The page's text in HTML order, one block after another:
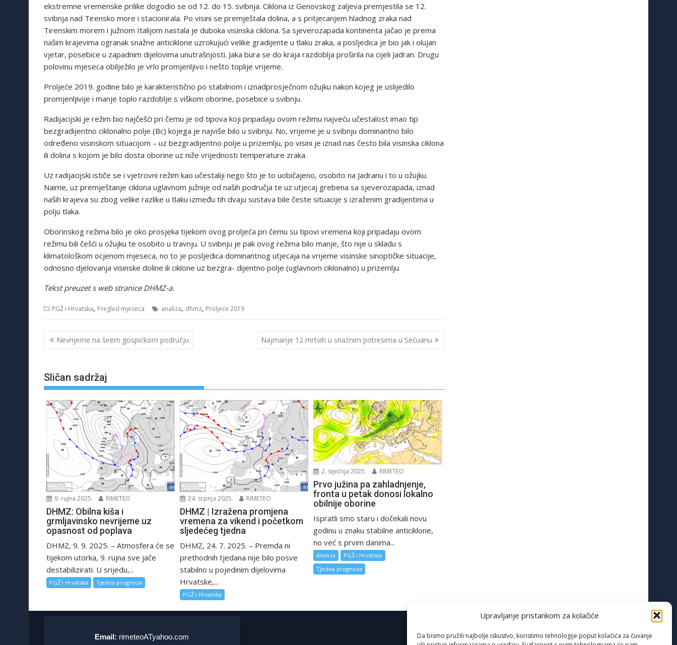
Upravljanje pristankom za kolačiće
Da bismo pružili najbolje iskustvo, koristimo tehnologije poput kolačića za čuvanje
ekstremne vremenske prilike dogodio se od 12. do 15. svibnja. Ciklona iz Genovskog zaljeva premjestila se 12.
svibnja nad Tirensko more i stacionirala. Po visini se premještala dolina, a s pritjecanjem hladnog zraka nad
Tirenskim morem i južnom Italijom nastala je duboka visinska ciklona. Sa sjeverozapada kontinenta jačao je prema
našim krajevima ogranak snažne anticiklone uzrokujući velike gradijente u tlaku zraka, a posljedica je bio jak i olujan
vjetar, posebice u zapadnim dijelovima unutrašnjosti. Jaka bura se do kraja razdoblja proširila na cijeli Jadran. Drugu
polovinu mjeseca obilježilo je vrlo promjenljivo i nešto toplije vrijeme.
Proljeće 2019. godine bilo je karakteristično po stabilnom i iznadprosječnom ožujku nakon kojeg je uslijedilo
promjenljivije i manje toplo razdoblje s viškom oborine, posebice u svibnju.
Radijacijski je režim bio najčešći pri čemu je od tipova koji pripadaju ovom režimu najveću učestalost imao tip
bezgradijentno ciklonalno polje (Bc) kojega je najviše bilo u svibnju. No, vrijeme je u svibnju dominantno bilo
određeno visinskom situacijom – uz bezgradijentno polje u prizemlju, po visini je iznad nas često bila visinska ciklona
ili dolina s kojom je bilo dosta oborine uz niže vrijednosti temperature zraka.
Uz radijacijski ističe se i vjetrovni režim kao učestaliji nego što je to uobičajeno, osobito na Jadranu i to u ožujku.
Naime, uz premještanje ciklona uglavnom južnije od naših područja te uz utjecaj grebena sa sjeverozapada, iznad
naših krajeva su zbog velike razlike u tlaku između tih dvaju sustava bile česte situacije s izraženim gradijentima u
polju tlaka.
Oborinskog režima bilo je oko prosjeka tijekom ovog proljeća pri čemu su tipovi vremena koji pripadaju ovom
režimu bili češći u ožujku te osobito u travnju. U svibnju je pak ovog režima bilo manje, što nije u skladu s
klimatološkom ocjenom mjeseca, no to je posljedica dominantnog utjecaja na vrijeme visinske sinoptičke situacije,
odnosno djelovanja visinske doline ili ciklone uz bezgra- dijentno polje (uglavnom ciklonalno) u prizemlju.
Tekst preuzet s web stranice DHMZ-a.
PGŽ i Hrvatska, Pregled mjeseca analiza, dhmz, Proljeće 2019
Navigacija
objava
Nevrijeme na širem gospićkom području Najmanje 12 mrtvih u snažnim potresima u Sečuanu
Sličan sadržaj
9. rujna 2025. RIMETEO
DHMZ: Obilna kiša i
grmljavinsko nevrijeme uz
opasnost od poplava
DHMZ, 9. 9. 2025. – Atmosfera će se
tijekom utorka, 9. rujna sve jače
destabilizirati. U srijedu,...
PGŽ i Hrvatska Tjedna prognoza
24. srpnja 2025. RIMETEO
DHMZ | Izražena promjena
vremena za vikend i početkom
sljedećeg tjedna
DHMZ, 24. 7. 2025. – Premda ni
prethodnih tjedana nije bilo posve
stabilno u pojedinim dijelovima
Hrvatske,...
PGŽ i Hrvatska
2. siječnja 2025. RIMETEO
Prvo južina pa zahladnjenje,
fronta u petak donosi lokalno
obilnije oborine
Ispratli smo staru i dočekali novu
godinu u znaku stabilne anticiklone,
no već s prvim danima...
Analiza
PGŽ i Hrvatska
Tjedna prognoza
Email: rimeteoATyahoo.com